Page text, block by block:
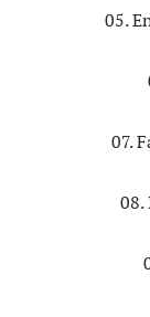
05.
07.
08.